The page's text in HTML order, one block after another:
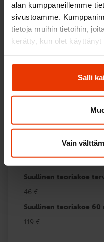
alan kumppaneillemme
sivustoamme.
tietoja muihin tietoihin,
kerätty, kun olet käyttänyt
Salli
Vain
Teoriakoe
46 €
Yhteensä
Valinnaiset
Käsittelykokeen
38 €
Ajokorttilupahakemus
Suullinen teoriakoe
46 €
Suullinen teoriakoe 60
119 €